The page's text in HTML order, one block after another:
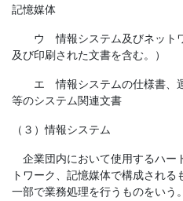
記憶媒体
ウ 情報システム及びネットワ
及び印刷された文書を含む。）
エ 情報システムの仕様書、運
等のシステム関連文書
（３）情報システム
企業団内において使用するハー
トワーク、記憶媒体で構成され
一部で業務処理を行うものをいう。